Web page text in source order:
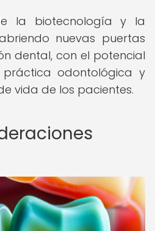
la biotecnología y la
nuevas puertas
dental, con el potencial
odontológica y
vida de los pacientes.